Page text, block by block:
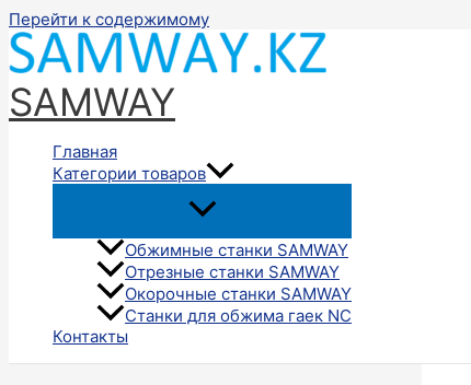
Перейти к содержимому
SAMWAY
Главная
Категории товаров
Обжимные станки SAMWAY
Отрезные станки SAMWAY
Окорочные станки SAMWAY
Станки для обжима гаек NC
Контакты